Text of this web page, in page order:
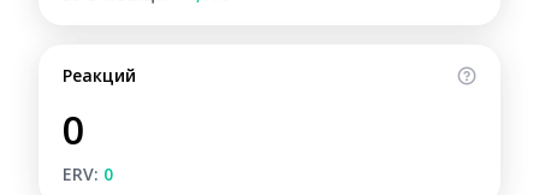
Реакций
0
ERV: 0